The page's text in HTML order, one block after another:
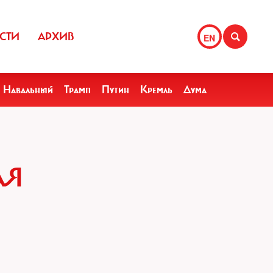
EN
АРХИВ
Навальный Трамп Путин Кремль Дума